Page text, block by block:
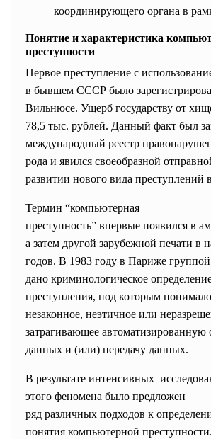
координирующего органа в
Понятие и характеристика
преступности
Первое преступление с
в бывшем СССР было
Вильнюсе. Ущерб государству от
78,5 тыс. рублей. Данный факт был
международный реестр
рода и явился своеобразной
развитии нового вида преступлений
Термин “компьютерная
преступность” впервые появился в
а затем другой зарубежной печати в
годов. В 1983 году в Париже
дано криминологическое
преступления, под которым
незаконное, неэтичное или
затрагивающее автоматизированную
данных и (или) передачу данных.
В результате интенсивных
этого феномена было предложен
ряд различных подходов к
понятия компьютерной преступности.